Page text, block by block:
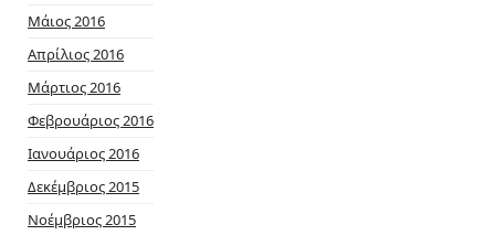
Μάιος 2016
Απρίλιος 2016
Μάρτιος 2016
Φεβρουάριος 2016
Ιανουάριος 2016
Δεκέμβριος 2015
Νοέμβριος 2015